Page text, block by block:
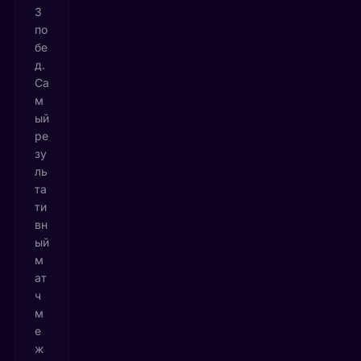
3
по
бе
д.
Са
м
ый
ре
зу
ль
та
ти
вн
ый
м
ат
ч
м
е
ж